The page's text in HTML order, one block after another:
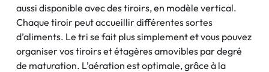
aussi disponible avec des tiroirs, en modèle vertical.
Chaque tiroir peut accueillir différentes sortes
d’aliments. Le tri se fait plus simplement et vous pouvez
organiser vos tiroirs et étagères amovibles par degré
de maturation. L’aération est optimale, grâce à la